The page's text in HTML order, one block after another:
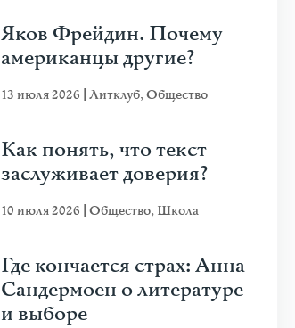
Яков Фрейдин. Почему
американцы другие?
13 июля 2026 Литклуб,Общество
Как понять, что текст
заслуживает доверия?
10 июля 2026 Общество, Школа
Где кончается страх: Анна
Сандермоен о литературе
и выборе